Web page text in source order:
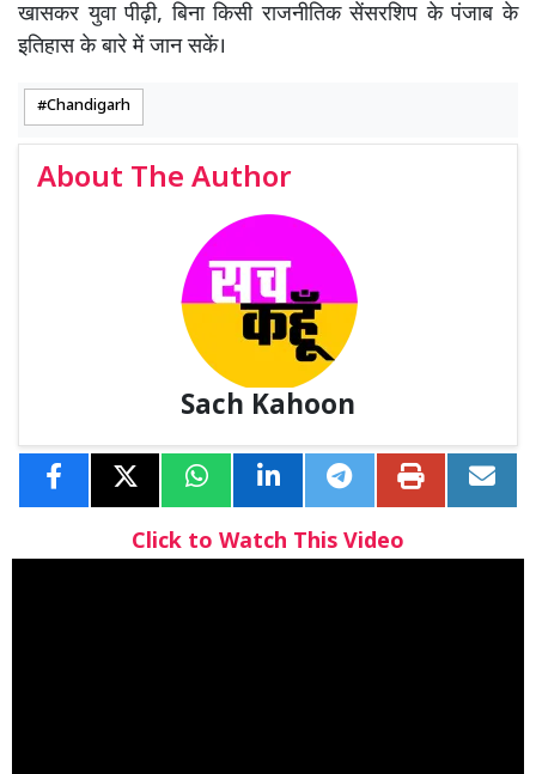
खासकर युवा पीढ़ी, बिना किसी राजनीतिक सेंसरशिप के पंजाब के
इतिहास के बारे में जान सकें।
Chandigarh
About The Author
Sach Kahoon
Click to Watch This Video